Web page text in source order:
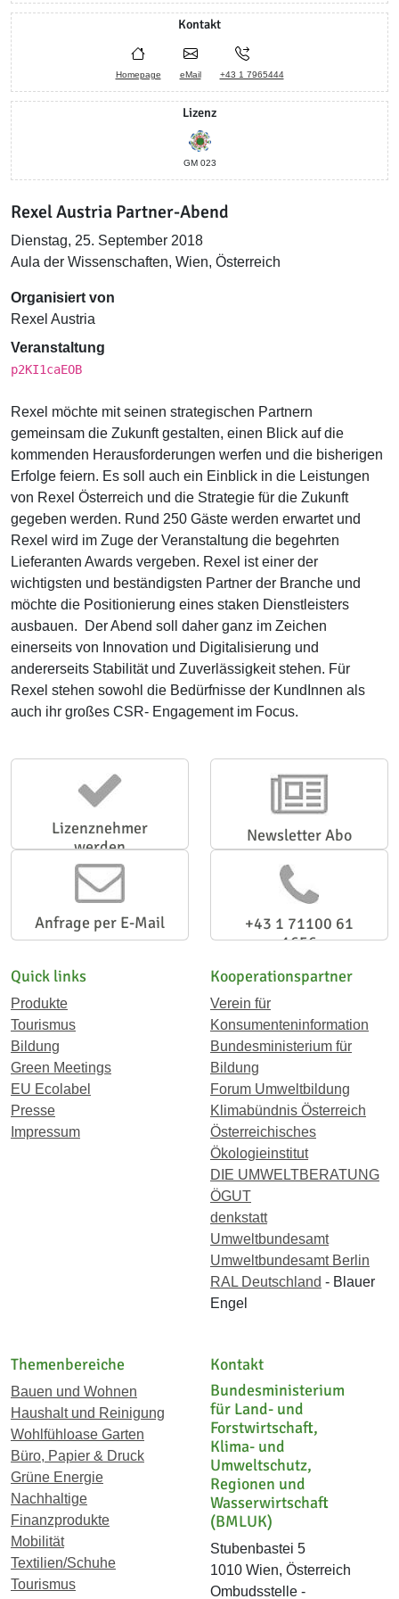
Kontakt
Homepage eMail +43 1 7965444
Lizenz
GM 023
Rexel Austria Partner-Abend
Dienstag, 25. September 2018
Aula der Wissenschaften, Wien, Österreich
Organisiert von
Rexel Austria
Veranstaltung
p2KI1caEOB
Rexel möchte mit seinen strategischen Partnern
gemeinsam die Zukunft gestalten, einen Blick auf die
kommenden Herausforderungen werfen und die bisherigen
Erfolge feiern. Es soll auch ein Einblick in die Leistungen
von Rexel Österreich und die Strategie für die Zukunft
gegeben werden. Rund 250 Gäste werden erwartet und
Rexel wird im Zuge der Veranstaltung die begehrten
Lieferanten Awards vergeben. Rexel ist einer der
wichtigsten und beständigsten Partner der Branche und
möchte die Positionierung eines staken Dienstleisters
ausbauen. Der Abend soll daher ganz im Zeichen
einerseits von Innovation und Digitalisierung und
andererseits Stabilität und Zuverlässigkeit stehen. Für
Rexel stehen sowohl die Bedürfnisse der KundInnen als
auch ihr großes CSR- Engagement im Focus.
Lizenznehmer
werden
Newsletter Abo
Anfrage per E-Mail
+43 1 71100 61
1656
Quick links
Produkte
Tourismus
Bildung
Green Meetings
EU Ecolabel
Presse
Impressum
Kooperationspartner
Verein für
Konsumenteninformation
Bundesministerium für
Bildung
Forum Umweltbildung
Klimabündnis Österreich
Österreichisches
Ökologieinstitut
DIE UMWELTBERATUNG
ÖGUT
denkstatt
Umweltbundesamt
Umweltbundesamt Berlin
RAL Deutschland - Blauer
Engel
Themenbereiche
Bauen und Wohnen
Haushalt und Reinigung
Wohlfühloase Garten
Büro, Papier & Druck
Grüne Energie
Nachhaltige
Finanzprodukte
Mobilität
Textilien/Schuhe
Tourismus
Kontakt
Bundesministerium
für Land- und
Forstwirtschaft,
Klima- und
Umweltschutz,
Regionen und
Wasserwirtschaft
(BMLUK)
Stubenbastei 5
1010 Wien, Österreich
Ombudsstelle -